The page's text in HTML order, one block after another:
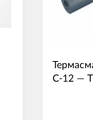
С-12 —